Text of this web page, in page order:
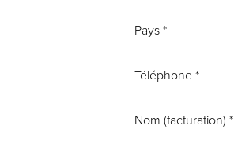
Pays *
Téléphone *
Nom (facturation) *